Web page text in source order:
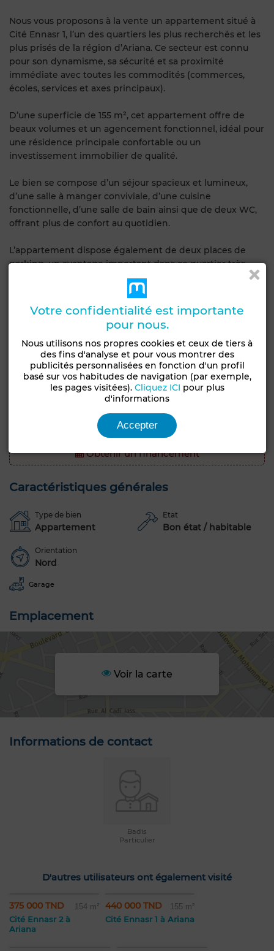
Nous vous proposons à la vente un appartement situé à
Cité Ennasr 1, l’un des quartiers les plus recherchés et les
plus prisés de la région d’Ariana. Ce secteur est connu
pour son dynamisme, sa sécurité et sa proximité
immédiate avec toutes les commodités (commerces,
écoles, services et axes principaux).
D’une superficie de 155 m², cet appartement offre de
beaux volumes et un agencement fonctionnel, idéal pour
une résidence principale confortable ou un
investissement immobilier de qualité.
Le bien se compose d’un séjour spacieux et lumineux,
d’une salle à manger conviviale, d’une cuisine
fonctionnelle, d’une salle de bain ainsi que de deux WC,
offrant plus de confort au quotidien.
L’appartement dispose également de deux places de
parking, un avantage important dans ce quartier très
Grâce à son emplacement stratégique à Cité Ennasr 1,
son standing élevé et sa livraison immédiate, ce bien
représente une excellente opportunité pour les
acquéreurs à la recherche d’un appartement spacieux et
bien situé à Ariana.
Prix : 420 000 TND
Obtenir un financement
Caractéristiques générales
Type de bien
Appartement
Etat
Bon état / habitable
Orientation
Nord
Garage
Emplacement
Voir la carte
Informations de contact
Badis
Particulier
D'autres utilisateurs ont également visité
375 000 TND 154 m²
Cité Ennasr 2 à
Ariana
440 000 TND 155 m²
Cité Ennasr 1 à Ariana
Votre confidentialité est importante
pour nous.
Nous utilisons nos propres cookies et ceux de tiers à
des fins d'analyse et pour vous montrer des
publicités personnalisées en fonction d'un profil
basé sur vos habitudes de navigation (par exemple,
les pages visitées). Cliquez ICI pour plus
d'informations
Accepter